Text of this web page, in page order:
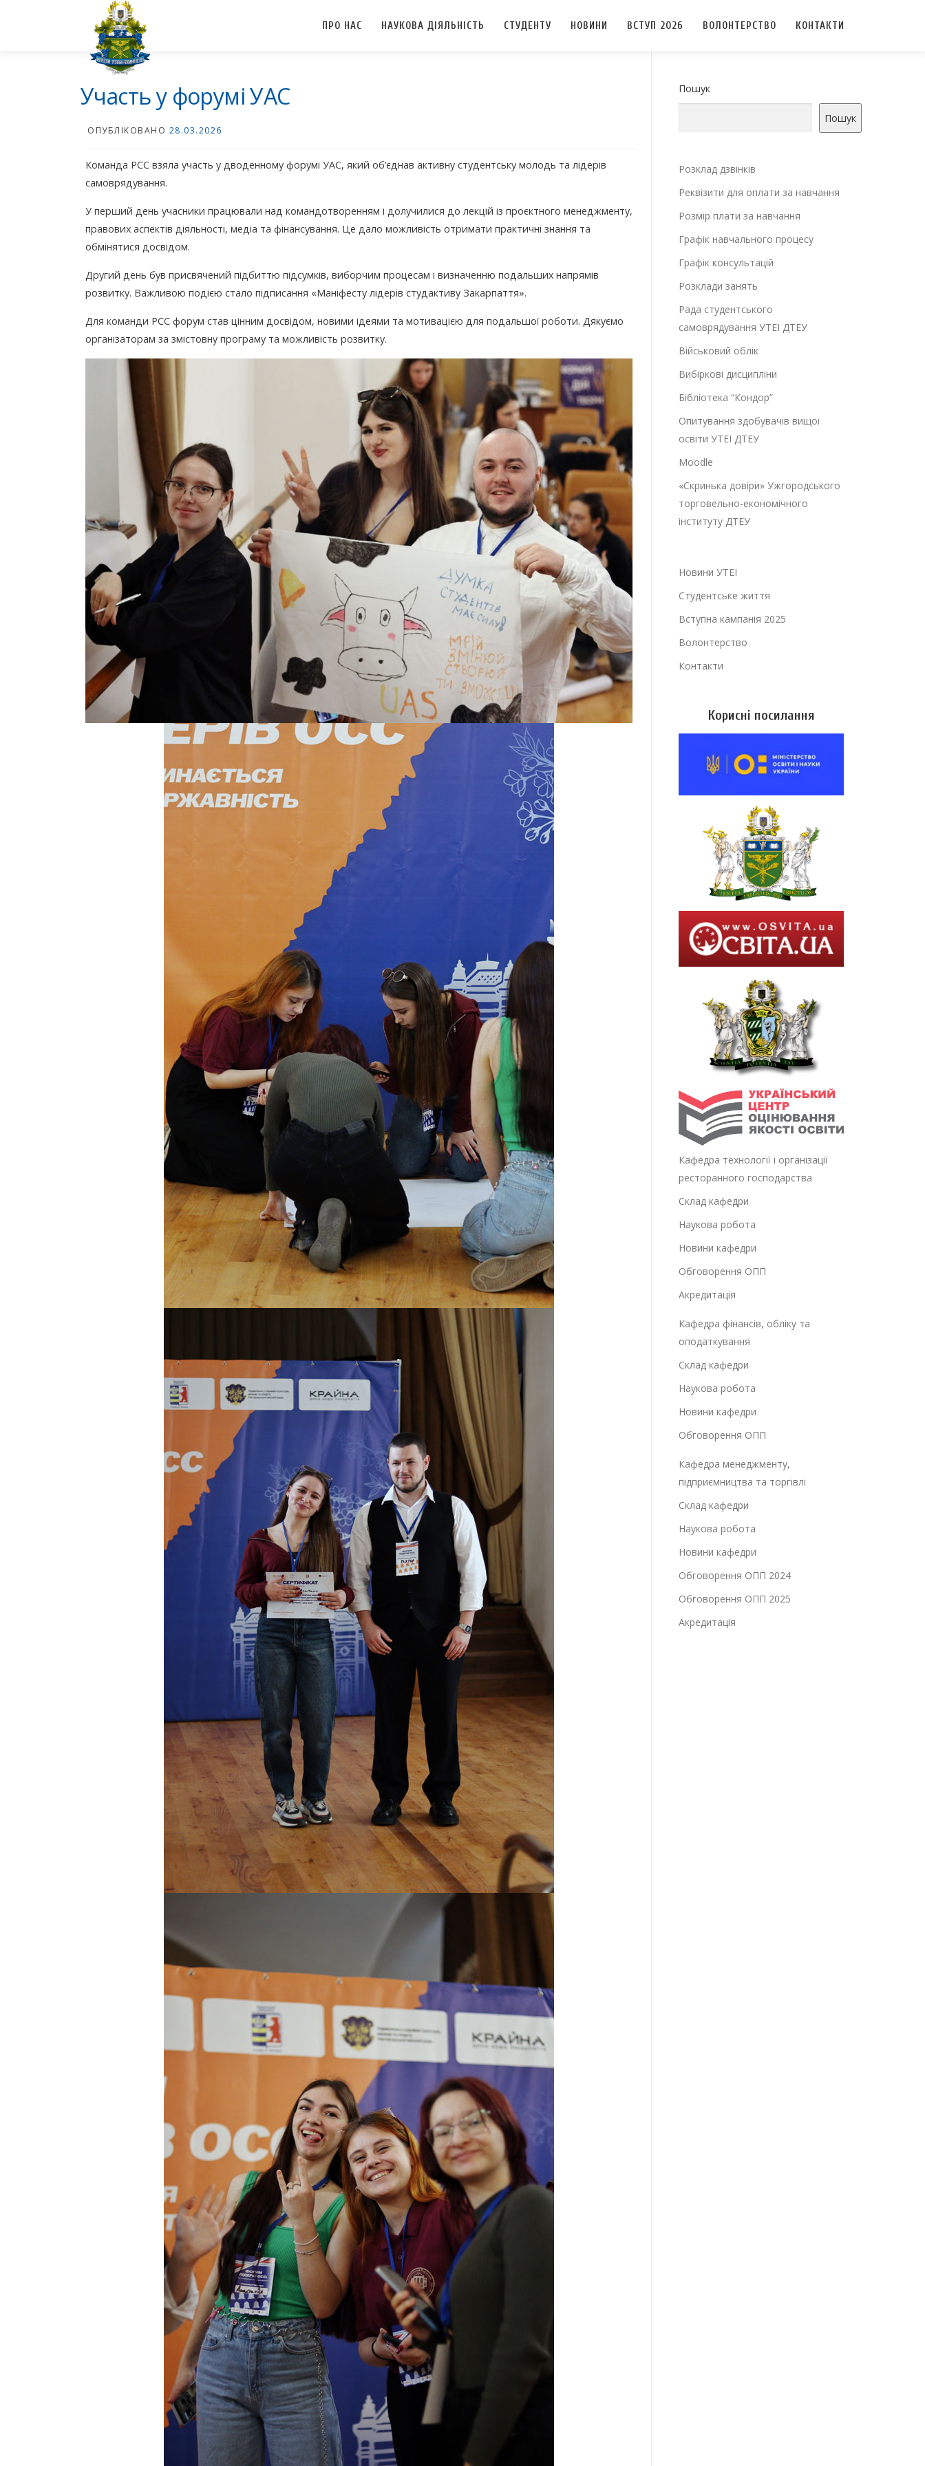
ПРО НАС НАУКОВА ДІЯЛЬНІСТЬ СТУДЕНТУ НОВИНИ ВСТУП 2026 ВОЛОНТЕРСТВО КОНТАКТИ
Участь у форумі УАС
ОПУБЛІКОВАНО 28.03.2026
Команда РСС взяла участь у дводенному форумі УАС, який об’єднав активну студентську молодь та лідерів
самоврядування.
У перший день учасники працювали над командотворенням і долучилися до лекцій із проєктного менеджменту,
правових аспектів діяльності, медіа та фінансування. Це дало можливість отримати практичні знання та
обмінятися досвідом.
Другий день був присвячений підбиттю підсумків, виборчим процесам і визначенню подальших напрямів
розвитку. Важливою подією стало підписання «Маніфесту лідерів студактиву Закарпаття».
Для команди РСС форум став цінним досвідом, новими ідеями та мотивацією для подальшої роботи. Дякуємо
організаторам за змістовну програму та можливість розвитку.
Пошук
Пошук
Розклад дзвінків
Реквізити для оплати за навчання
Розмір плати за навчання
Графік навчального процесу
Графік консультацій
Розклади занять
Рада студентського
самоврядування УТЕІ ДТЕУ
Військовий облік
Вибіркові дисципліни
Бібліотека “Кондор”
Опитування здобувачів вищої
освіти УТЕІ ДТЕУ
Moodle
«Скринька довіри» Ужгородського
торговельно-економічного
інституту ДТЕУ
Новини УТЕІ
Студентське життя
Вступна кампанія 2025
Волонтерство
Контакти
Корисні посилання
Кафедра технології і організації
ресторанного господарства
Склад кафедри
Наукова робота
Новини кафедри
Обговорення ОПП
Акредитація
Кафедра фінансів, обліку та
оподаткування
Склад кафедри
Наукова робота
Новини кафедри
Обговорення ОПП
Кафедра менеджменту,
підприємництва та торгівлі
Склад кафедри
Наукова робота
Новини кафедри
Обговорення ОПП 2024
Обговорення ОПП 2025
Акредитація